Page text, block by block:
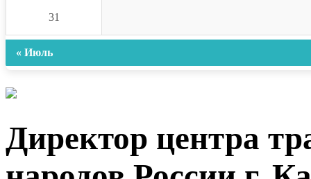
31
« Июль
Директор центра